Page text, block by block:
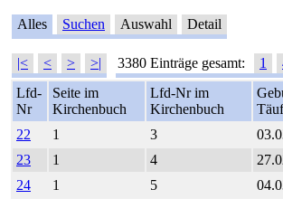
Alles Suchen Auswahl Detail
|< < > >| 3380 Einträge gesamt: 1
Lfd-
Nr
Seite im
Kirchenbuch
Lfd-Nr im
Kirchenbuch
22
1 3
23
1 4
24
1 5